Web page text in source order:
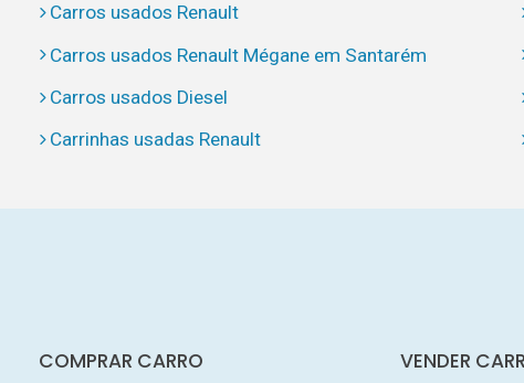
Carros usados Renault
Carros usados Renault Mégane em Santarém
Carros usados Diesel
Carrinhas usadas Renault
COMPRAR CARRO VENDER